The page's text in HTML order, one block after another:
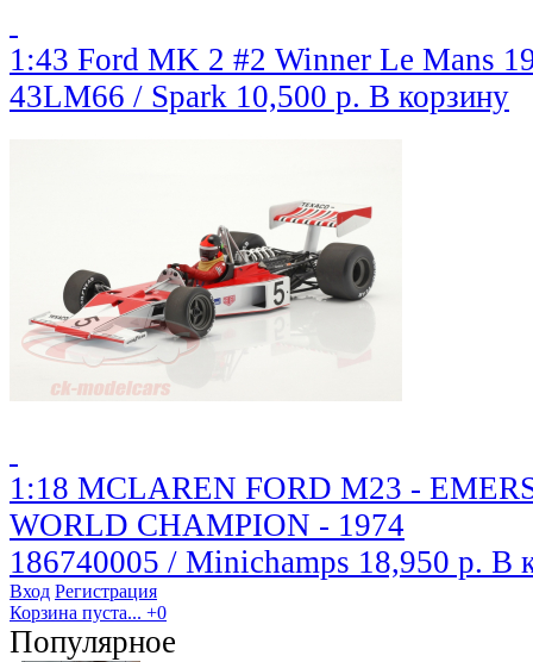
1:43 Ford MK 2 #2 Winner Le Mans
43LM66 / Spark 10,500 р. В корзину
1:18 MCLAREN FORD M23 -
WORLD CHAMPION - 1974
186740005 / Minichamps 18,950 р. В
Вход Регистрация
Корзина пуста... +0
Популярное